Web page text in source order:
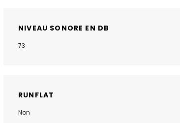
NIVEAU SONORE EN DB
73
RUNFLAT
Non